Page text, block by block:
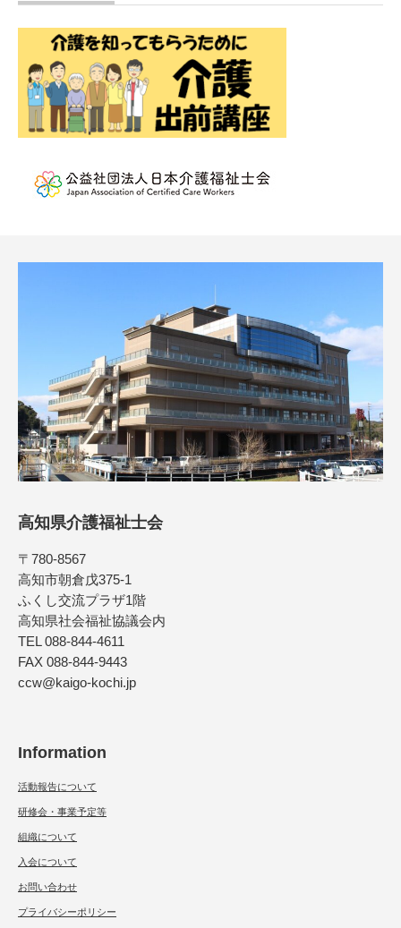
高知県介護福祉士会
〒780-8567
高知市朝倉戊375-1
ふくし交流プラザ1階
高知県社会福祉協議会内
TEL 088-844-4611
FAX 088-844-9443
ccw@kaigo-kochi.jp
Information
活動報告について
研修会・事業予定等
組織について
入会について
お問い合わせ
プライバシーポリシー